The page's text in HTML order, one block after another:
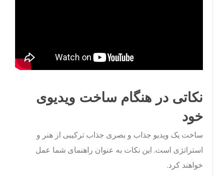
نکاتی در هنگام ساخت ویدیوی
خود
ساخت یک ویدیو جذاب و بصری جذاب ترکیبی از هنر و
استراتژی است. این نکات به عنوان راهنمای شما عمل
خواهند کرد.